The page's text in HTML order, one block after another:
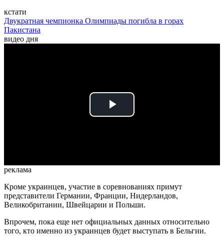
кстати
Двукратная чемпионка Олимпиады погибла в горах
Пакистана
видео дня
Play
реклама
Кроме украинцев, участие в соревнованиях примут
представители Германии, Франции, Нидерландов,
Великобритании, Швейцарии и Польши.
Впрочем, пока еще нет официальных данных относительно
того, кто именно из украинцев будет выступать в Бельгии.